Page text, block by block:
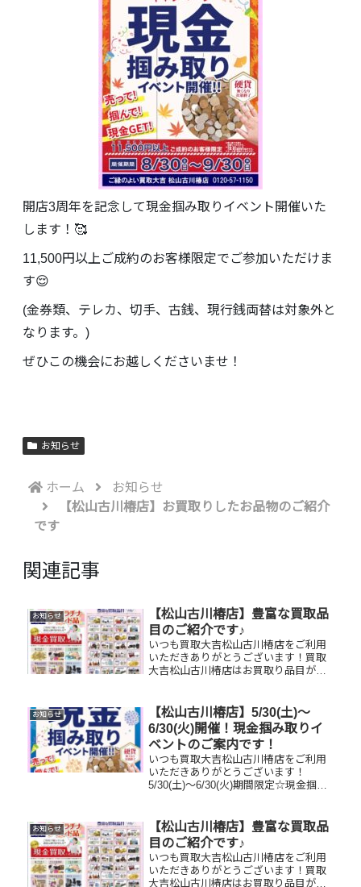
開店3周年を記念して現金掴み取りイベント開催いた
します！🥰
11,500円以上ご成約のお客様限定でご参加いただけま
す😌
(金券類、テレカ、切手、古銭、現行銭両替は対象外と
なります。)
ぜひこの機会にお越しくださいませ！
お知らせ
ホーム
お知らせ
【松山古川椿店】お買取りしたお品物のご紹介
です
関連記事
お知らせ
【松山古川椿店】豊富な買取品
目のご紹介です♪
いつも買取大吉松山古川椿店をご利用
いただきありがとうございます！買取
大吉松山古川椿店はお買取り品目が豊
断られたものや、片手でお持ちいただ
けるものならお買取りできるお品が...
お知らせ
【松山古川椿店】5/30(土)～
6/30(火)開催！現金掴み取りイ
ベントのご案内です！
いつも買取大吉松山古川椿店をご利用
いただきありがとうございます！
5/30(土)～6/30(火)期間限定☆現金掴み
だけます😌(金券類、テレカ、切手、古
銭、現行銭両替は対...
お知らせ
【松山古川椿店】豊富な買取品
目のご紹介です♪
いつも買取大吉松山古川椿店をご利用
いただきありがとうございます！買取
大吉松山古川椿店はお買取り品目が豊